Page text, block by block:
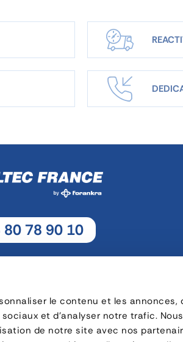
le contenu et les annonces,
et d'analyser notre trafic.
de notre site avec nos
80 78 90 10
André Rémi Arnoult - 21 700 Nuits-